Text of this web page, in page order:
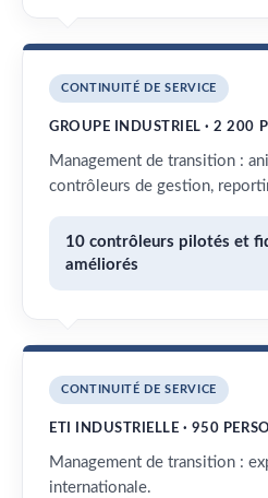
CONTINUITÉ DE SERVICE
GROUPE INDUSTRIEL · 2 200
Management de transition :
contrôleurs de gestion,
10 contrôleurs pilotés et
améliorés
CONTINUITÉ DE SERVICE
ETI INDUSTRIELLE · 950
Management de transition :
internationale.